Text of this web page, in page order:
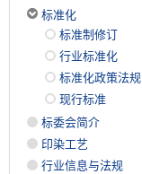
标准化
标准制修订
行业标准化
标准化政策法规
现行标准
标委会简介
印染工艺
行业信息与法规